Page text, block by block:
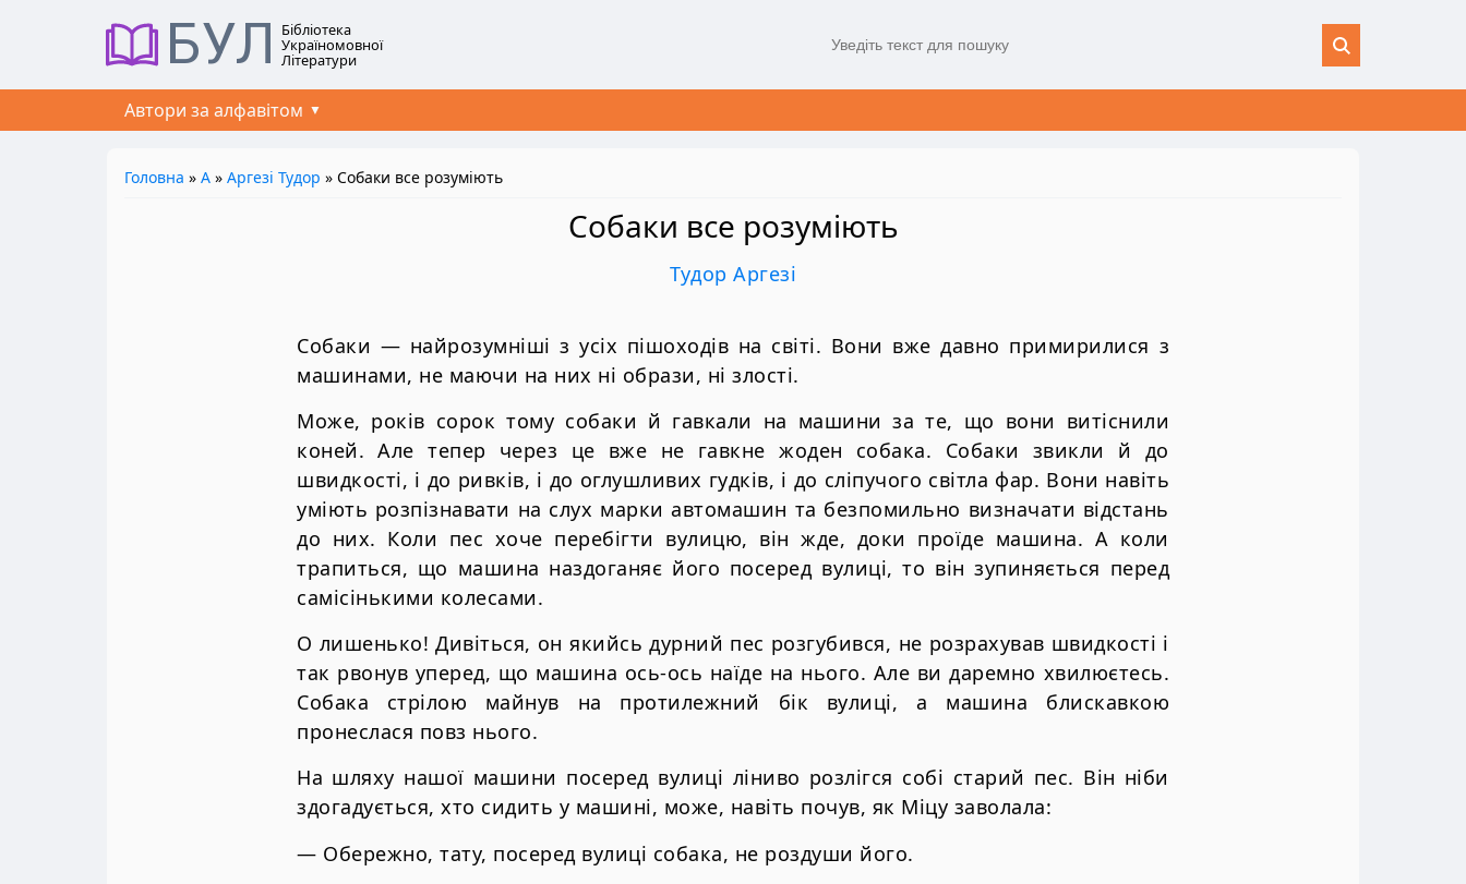
БУЛ Бібліотека
Україномовної
Літератури
Автори за алфавітом
Головна » А » Аргезі Тудор » Собаки все розуміють
Собаки все розуміють
Тудор Аргезі
Собаки — найрозумніші з усіх пішоходів на світі. Вони вже давно примирилися з
машинами, не маючи на них ні образи, ні злості.
Може, років сорок тому собаки й гавкали на машини за те, що вони витіснили
коней. Але тепер через це вже не гавкне жоден собака. Собаки звикли й до
швидкості, і до ривків, і до оглушливих гудків, і до сліпучого світла фар. Вони навіть
уміють розпізнавати на слух марки автомашин та безпомильно визначати відстань
до них. Коли пес хоче перебігти вулицю, він жде, доки проїде машина. А коли
трапиться, що машина наздоганяє його посеред вулиці, то він зупиняється перед
самісінькими колесами.
О лишенько! Дивіться, он якийсь дурний пес розгубився, не розрахував швидкості і
так рвонув уперед, що машина ось-ось наїде на нього. Але ви даремно хвилюєтесь.
Собака стрілою майнув на протилежний бік вулиці, а машина блискавкою
пронеслася повз нього.
На шляху нашої машини посеред вулиці ліниво розлігся собі старий пес. Він ніби
здогадується, хто сидить у машині, може, навіть почув, як Міцу заволала:
— Обережно, тату, посеред вулиці собака, не роздуши його.